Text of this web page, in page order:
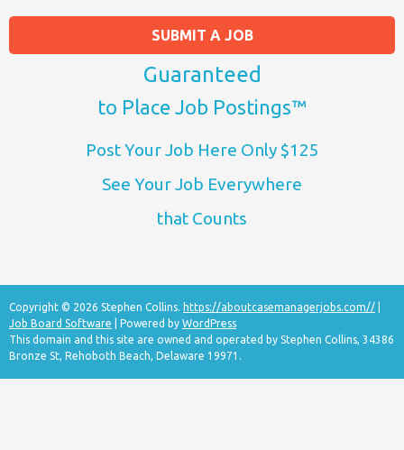
SUBMIT A JOB
Guaranteed
to Place Job Postings™
Post Your Job Here Only $125
See Your Job Everywhere
that Counts
Copyright © 2026 Stephen Collins. https://aboutcasemanagerjobs.com//
Job Board Software | Powered by WordPress
This domain and this site are owned and operated by Stephen Collins, 34386
Bronze St, Rehoboth Beach, Delaware 19971.